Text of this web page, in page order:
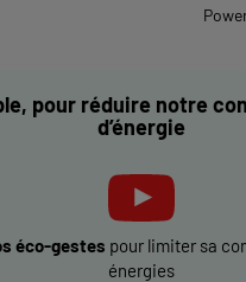
pour réduire notre
d’énergie
éco-gestes pour limiter sa
énergies